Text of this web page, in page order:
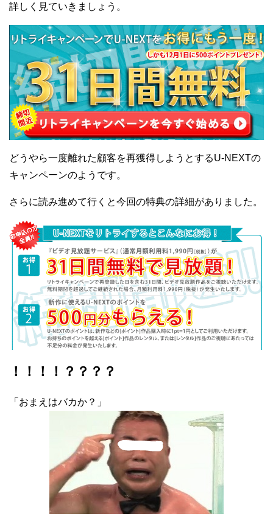
詳しく見ていきましょう。
どうやら一度離れた顧客を再獲得しようとするU-NEXTの
キャンペーンのようです。
さらに読み進めて行くと今回の特典の詳細がありました。
！！！！？？？？
「おまえはバカか？」